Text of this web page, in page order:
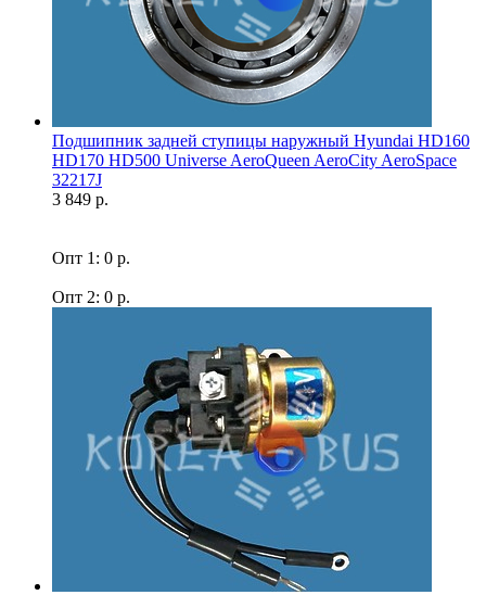
Подшипник задней ступицы наружный Hyundai HD160
HD170 HD500 Universe AeroQueen AeroCity AeroSpace
32217J
3 849 р.
Опт 1: 0 р.
Опт 2: 0 р.